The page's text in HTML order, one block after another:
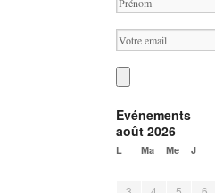
Evénements
août 2026
L Ma Me J